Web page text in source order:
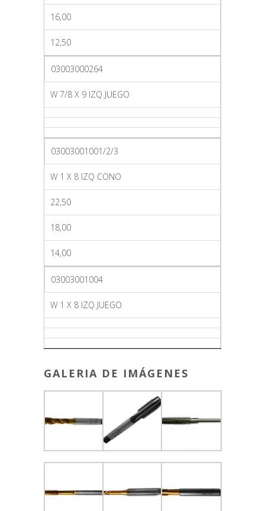
16,00
12,50
03003000264
W 7/8 X 9 IZQ JUEGO
03003001001/2/3
W 1 X 8 IZQ CONO
22,50
18,00
14,00
03003001004
W 1 X 8 IZQ JUEGO
GALERIA DE IMÁGENES